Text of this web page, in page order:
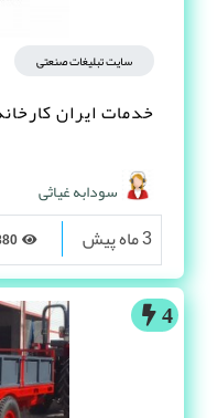
سایت تبلیغات صنعتی
خدمات ایران
سودابه غیاثی
3 ماه پیش
4